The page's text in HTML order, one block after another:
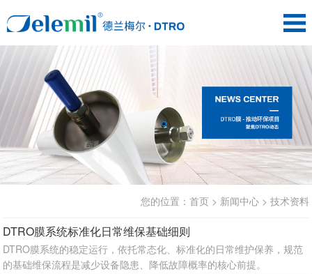
您的位置： 首页> 新闻中心> 技术资料
DTRO膜系统标准化日常维保基础细则
DTRO膜系统的稳定运行，依托常态化、标准化的日常维护保养，规范
的基础维保流程是减少设备隐患、降低故障概率的核心前提。